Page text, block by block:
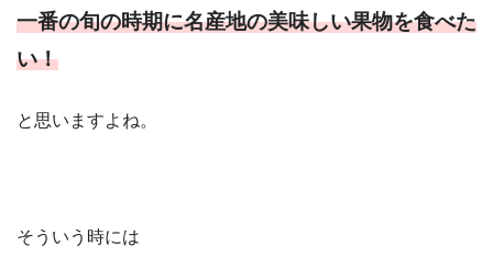
一番の旬の時期に名産地の美味しい果物を食べた
い！
と思いますよね。
そういう時には